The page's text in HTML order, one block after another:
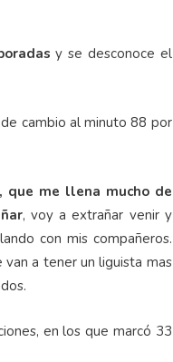
y se desconoce el
cambio al minuto 88 por
que me llena mucho de
, voy a extrañar venir y
con mis compañeros.
a tener un liguista mas
en los que marcó 33